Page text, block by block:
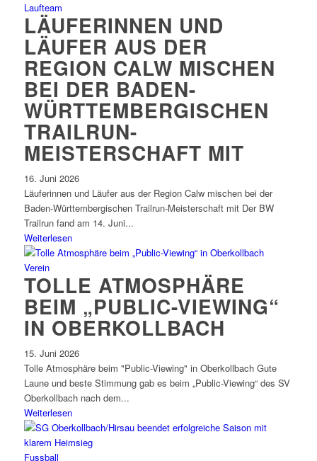
Laufteam
LÄUFERINNEN UND
LÄUFER AUS DER
REGION CALW MISCHEN
BEI DER BADEN-
WÜRTTEMBERGISCHEN
TRAILRUN-
MEISTERSCHAFT MIT
16. Juni 2026
Läuferinnen und Läufer aus der Region Calw mischen bei der
Baden-Württembergischen Trailrun-Meisterschaft mit Der BW
Trailrun fand am 14. Juni...
Weiterlesen
Verein
TOLLE ATMOSPHÄRE
BEIM „PUBLIC-VIEWING“
IN OBERKOLLBACH
15. Juni 2026
Tolle Atmosphäre beim "Public-Viewing" in Oberkollbach Gute
Laune und beste Stimmung gab es beim „Public-Viewing“ des SV
Oberkollbach nach dem...
Weiterlesen
Fussball